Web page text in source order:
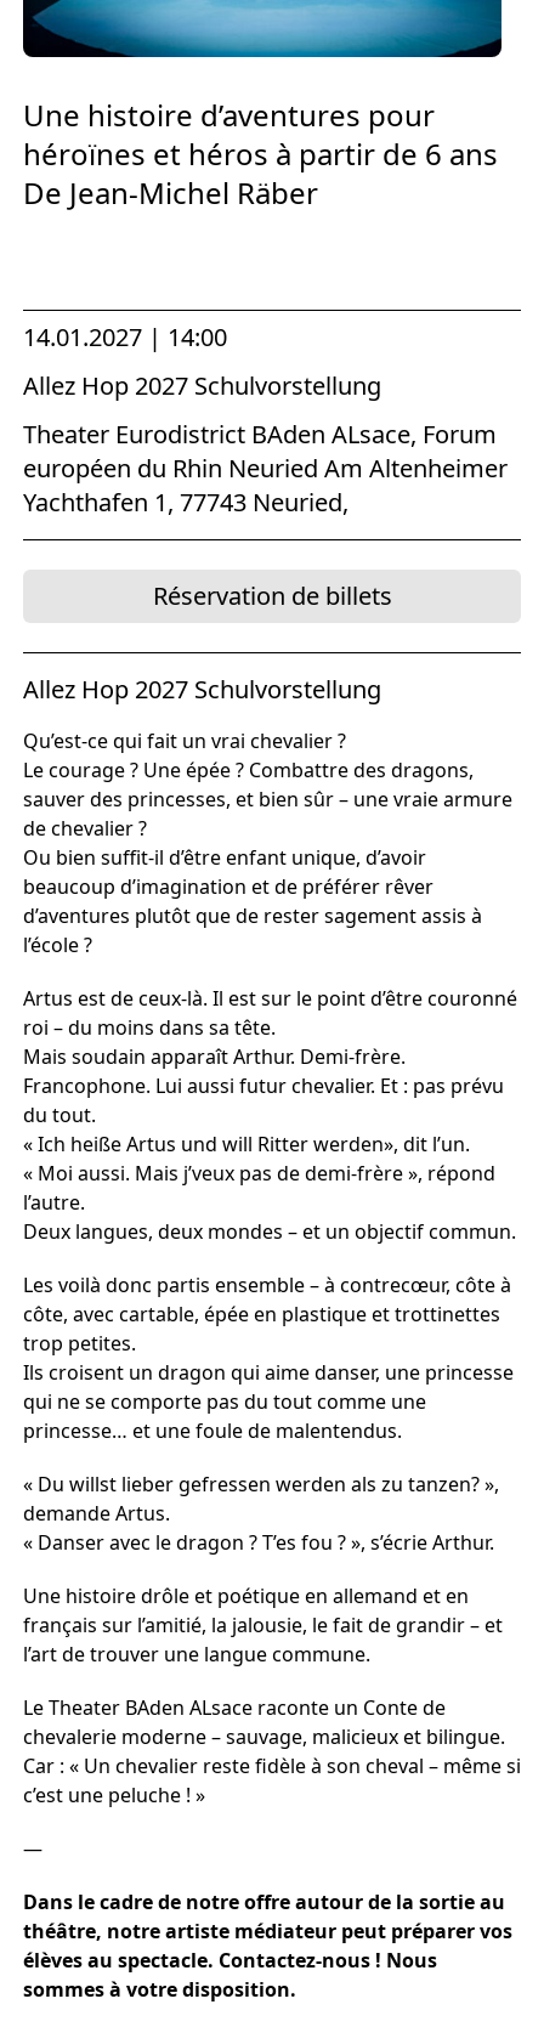
Europäischen Forum am Rhein
ALsace
Services
Une histoire d’aventures pour
héroïnes et héros à partir de 6 ans
De Jean-Michel Räber
14.01.2027 | 14:00
Allez Hop 2027 Schulvorstellung
Theater Eurodistrict BAden ALsace, Forum
européen du Rhin Neuried Am Altenheimer
Yachthafen 1, 77743 Neuried,
Réservation de billets
Allez Hop 2027 Schulvorstellung
Qu’est-ce qui fait un vrai chevalier ?
Le courage ? Une épée ? Combattre des dragons,
sauver des princesses, et bien sûr – une vraie armure
de chevalier ?
Ou bien suffit-il d’être enfant unique, d’avoir
beaucoup d’imagination et de préférer rêver
d’aventures plutôt que de rester sagement assis à
l’école ?
Artus est de ceux-là. Il est sur le point d’être couronné
roi – du moins dans sa tête.
Mais soudain apparaît Arthur. Demi-frère.
Francophone. Lui aussi futur chevalier. Et : pas prévu
du tout.
« Ich heiße Artus und will Ritter werden», dit l’un.
« Moi aussi. Mais j’veux pas de demi-frère », répond
l’autre.
Deux langues, deux mondes – et un objectif commun.
Les voilà donc partis ensemble – à contrecœur, côte à
côte, avec cartable, épée en plastique et trottinettes
trop petites.
Ils croisent un dragon qui aime danser, une princesse
qui ne se comporte pas du tout comme une
princesse… et une foule de malentendus.
« Du willst lieber gefressen werden als zu tanzen? »,
demande Artus.
« Danser avec le dragon ? T’es fou ? », s’écrie Arthur.
Une histoire drôle et poétique en allemand et en
français sur l’amitié, la jalousie, le fait de grandir – et
l’art de trouver une langue commune.
Le Theater BAden ALsace raconte un Conte de
chevalerie moderne – sauvage, malicieux et bilingue.
Car : « Un chevalier reste fidèle à son cheval – même si
c’est une peluche ! »
—
Dans le cadre de notre offre autour de la sortie au
théâtre, notre artiste médiateur peut préparer vos
élèves au spectacle. Contactez-nous ! Nous
sommes à votre disposition.